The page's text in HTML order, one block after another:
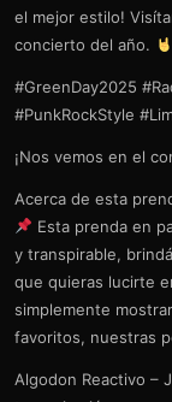
el mejor estilo!
concierto del año.
#GreenDay2025
#PunkRockStyle
¡Nos vemos en el
Acerca de esta
Esta prenda en
y transpirable,
que quieras lucirte
simplemente
favoritos, nuestras
Algodon Reactivo –